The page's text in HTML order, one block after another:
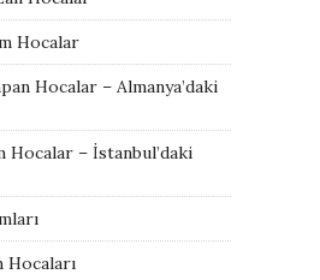
Hocalar
Hocalar – Almanya’daki
Hocalar – İstanbul’daki
Hocaları